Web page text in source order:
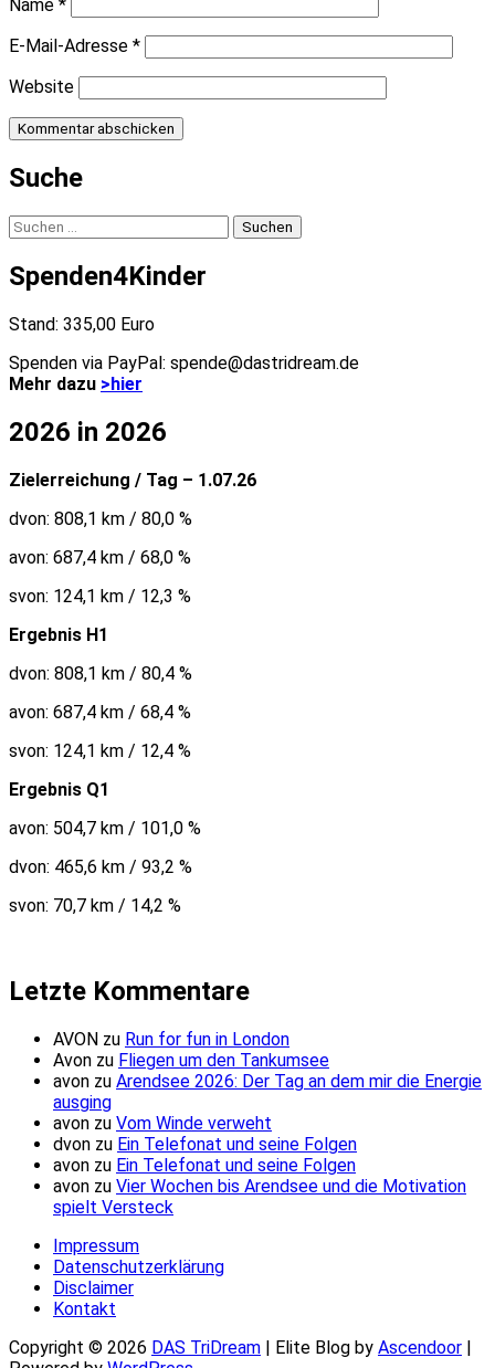
Name *
E-Mail-Adresse *
Website
Suche
Suchen
nach:
Spenden4Kinder
Stand: 335,00 Euro
Spenden via PayPal: spende@dastridream.de
Mehr dazu >hier
2026 in 2026
Zielerreichung / Tag – 1.07.26
dvon: 808,1 km / 80,0 %
avon: 687,4 km / 68,0 %
svon: 124,1 km / 12,3 %
Ergebnis H1
dvon: 808,1 km / 80,4 %
avon: 687,4 km / 68,4 %
svon: 124,1 km / 12,4 %
Ergebnis Q1
avon: 504,7 km / 101,0 %
dvon: 465,6 km / 93,2 %
svon: 70,7 km / 14,2 %
Letzte Kommentare
AVON zu Run for fun in London
Avon zu Fliegen um den Tankumsee
avon zu Arendsee 2026: Der Tag an dem mir die Energie
ausging
avon zu Vom Winde verweht
dvon zu Ein Telefonat und seine Folgen
avon zu Ein Telefonat und seine Folgen
avon zu Vier Wochen bis Arendsee und die Motivation
spielt Versteck
Impressum
Datenschutzerklärung
Disclaimer
Kontakt
Copyright © 2026 DAS TriDream | Elite Blog by Ascendoor